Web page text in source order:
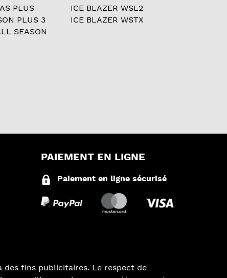
PLUS
PLUS 3
SEASON
ICE BLAZER WSL2
ICE BLAZER WSTX
PAIEMENT EN LIGNE
Paiement en ligne sécurisé
des fins publicitaires. Le respect de